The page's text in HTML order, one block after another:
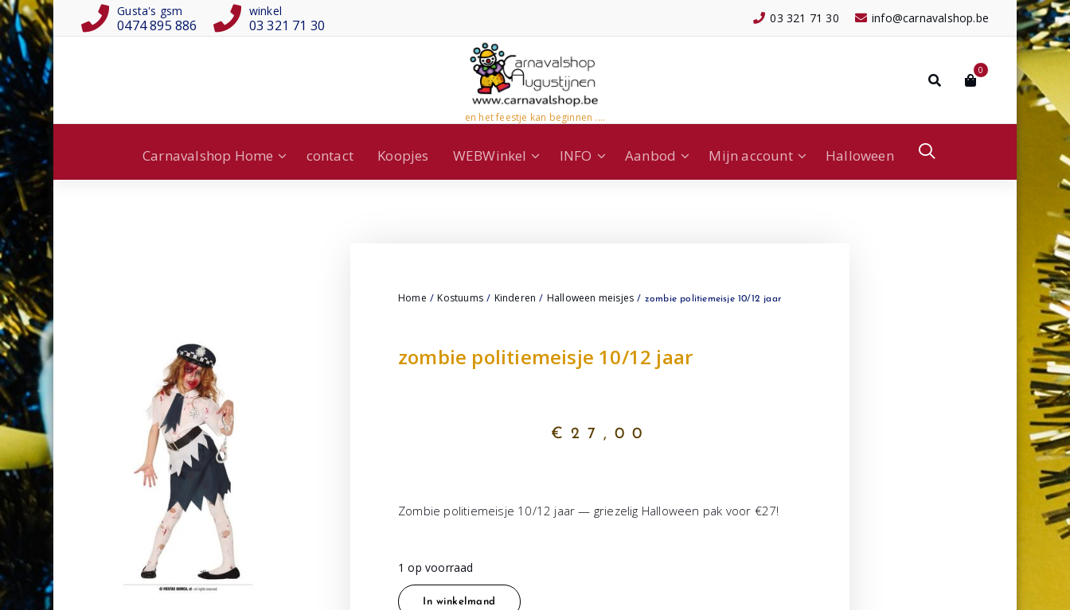
Gusta's gsm
0474 895 886
winkel
03 321 71 30 info@carnavalshop.be
03 321 71 30
en het feestje kan beginnen ....
0
Carnavalshop Home contact Koopjes WEBWinkel INFO Aanbod Mijn account Halloween
Home / Kostuums / Kinderen / Halloween meisjes / zombie politiemeisje 10/12 jaar
zombie politiemeisje 10/12 jaar
€ 27,00
Zombie politiemeisje 10/12 jaar — griezelig Halloween pak voor €27!
1 op voorraad
In winkelmand